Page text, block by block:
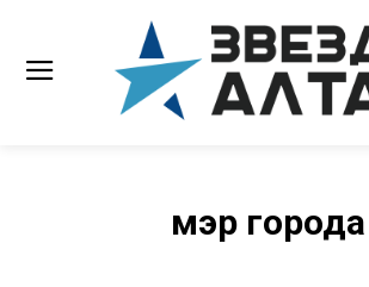
мэр города